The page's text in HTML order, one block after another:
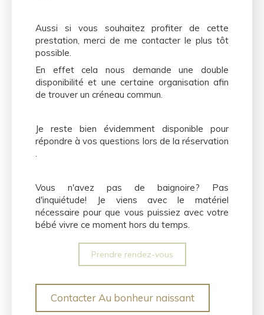
Aussi si vous souhaitez profiter de cette
prestation, merci de me contacter le plus tôt
possible.
En effet cela nous demande une double
disponibilité et une certaine organisation afin
de trouver un créneau commun.
Je reste bien évidemment disponible pour
répondre à vos questions lors de la réservation
.
Vous n'avez pas de baignoire? Pas
d'inquiétude! Je viens avec le matériel
nécessaire pour que vous puissiez avec votre
bébé vivre ce moment hors du temps.
Prendre rendez-vous
Contacter Au bonheur naissant